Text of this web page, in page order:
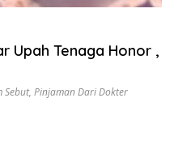
Upah Tenaga Honor ,
Sebut, Pinjaman Dari Dokter